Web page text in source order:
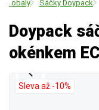
obaly Sáčky Doypack
Doypack
okénkem
Sleva až -10%
prostoru,
spoje a velikosti